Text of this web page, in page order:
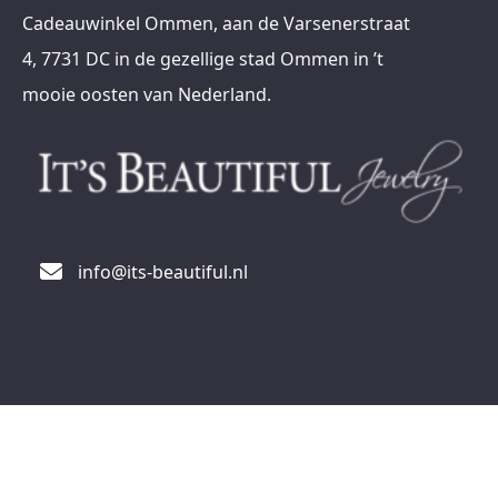
Cadeauwinkel Ommen, aan de Varsenerstraat
4, 7731 DC in de gezellige stad Ommen in ’t
mooie oosten van Nederland.
info@its-beautiful.nl